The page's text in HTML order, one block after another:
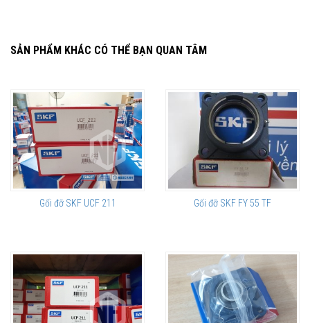
SẢN PHẨM KHÁC CÓ THỂ BẠN QUAN TÂM
Gối đỡ SKF UCF 211 Gối đỡ SKF FY 55 TF